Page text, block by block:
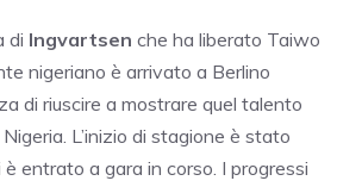
di Ingvartsen che ha liberato Taiwo
nigeriano è arrivato a Berlino
di riuscire a mostrare quel talento
L’inizio di stagione è stato
è entrato a gara in corso. I progressi